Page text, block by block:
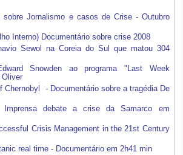
sobre Jornalismo e casos de Crise - Outubro
Interno) Documentário sobre crise 2008
Sewol na Coreia do Sul que matou 304
Snowden ao programa "Last Week
Oliver
Chernobyl - Documentário sobre a tragédia De
Imprensa debate a crise da Samarco em
Crisis Management in the 21st Century
real time - Documentário em 2h41 min